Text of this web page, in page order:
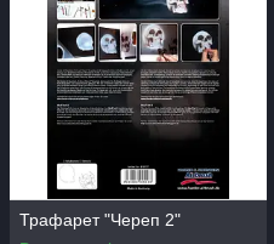
Трафарет "Череп 2"